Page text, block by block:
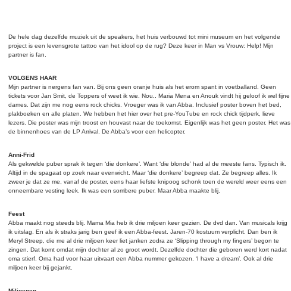
De hele dag dezelfde muziek uit de speakers, het huis verbouwd tot mini museum en het volgende
project is een levensgrote tattoo van het idool op de rug? Deze keer in Man vs Vrouw: Help! Mijn
partner is fan.
VOLGENS HAAR
Mijn partner is nergens fan van. Bij ons geen oranje huis als het erom spant in voetballand. Geen
tickets voor Jan Smit, de Toppers of weet ik wie. Nou.. Maria Mena en Anouk vindt hij geloof ik wel fijne
dames. Dat zijn me nog eens rock chicks. Vroeger was ik van Abba. Inclusief poster boven het bed,
plakboeken en alle platen. We hebben het hier over het pre-YouTube en rock chick tijdperk, lieve
lezers. Die poster was mijn troost en houvast naar de toekomst. Eigenlijk was het geen poster. Het was
de binnenhoes van de LP Arrival. De Abba’s voor een helicopter.
Anni-Frid
Als gekwelde puber sprak ik tegen ‘die donkere’. Want ‘die blonde’ had al de meeste fans. Typisch ik.
Altijd in de spagaat op zoek naar evenwicht. Maar ‘die donkere’ begreep dat. Ze begreep alles. Ik
zweer je dat ze me, vanaf de poster, eens haar liefste knipoog schonk toen de wereld weer eens een
onneembare vesting leek. Ik was een sombere puber. Maar Abba maakte blij.
Feest
Abba maakt nog steeds blij. Mama Mia heb ik drie miljoen keer gezien. De dvd dan. Van musicals krijg
ik uitslag. En als ik straks jarig ben geef ik een Abba-feest. Jaren-70 kostuum verplicht. Dan ben ik
Meryl Streep, die me al drie miljoen keer liet janken zodra ze ‘Slipping through my fingers’ begon te
zingen. Dat komt omdat mijn dochter al zo groot wordt. Dezelfde dochter die geboren werd kort nadat
oma stierf. Oma had voor haar uitvaart een Abba nummer gekozen. ‘I have a dream’. Ook al drie
miljoen keer bij gejankt.